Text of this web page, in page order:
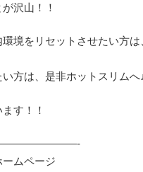
沢山！！
境をリセットさせたい方は
方は、是非ホットスリムへ
す！！
ームページ